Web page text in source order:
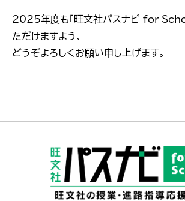
2025年度も「旺文社パスナビ for
ただけますよう、
どうぞよろしくお願い申し上げます。